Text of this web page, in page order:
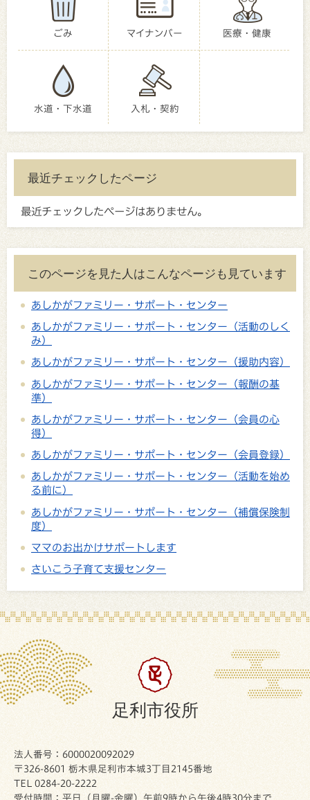
ごみ マイナンバー 医療・健康
水道・下水道 入札・契約
最近チェックしたページ
最近チェックしたページはありません。
このページを見た人はこんなページも見ています
あしかがファミリー・サポート・センター
あしかがファミリー・サポート・センター（活動のしく
み）
あしかがファミリー・サポート・センター（援助内容）
あしかがファミリー・サポート・センター（報酬の基
準）
あしかがファミリー・サポート・センター（会員の心
得）
あしかがファミリー・サポート・センター（会員登録）
あしかがファミリー・サポート・センター（活動を始め
る前に）
あしかがファミリー・サポート・センター（補償保険制
度）
ママのお出かけサポートします
さいこう子育て支援センター
足利市役所
法人番号：6000020092029
〒326-8601 栃木県足利市本城3丁目2145番地
TEL 0284-20-2222